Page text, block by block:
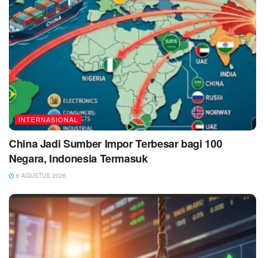
INTERNASIONAL
China Jadi Sumber Impor Terbesar bagi 100
Negara, Indonesia Termasuk
6 AGUSTUS 2026